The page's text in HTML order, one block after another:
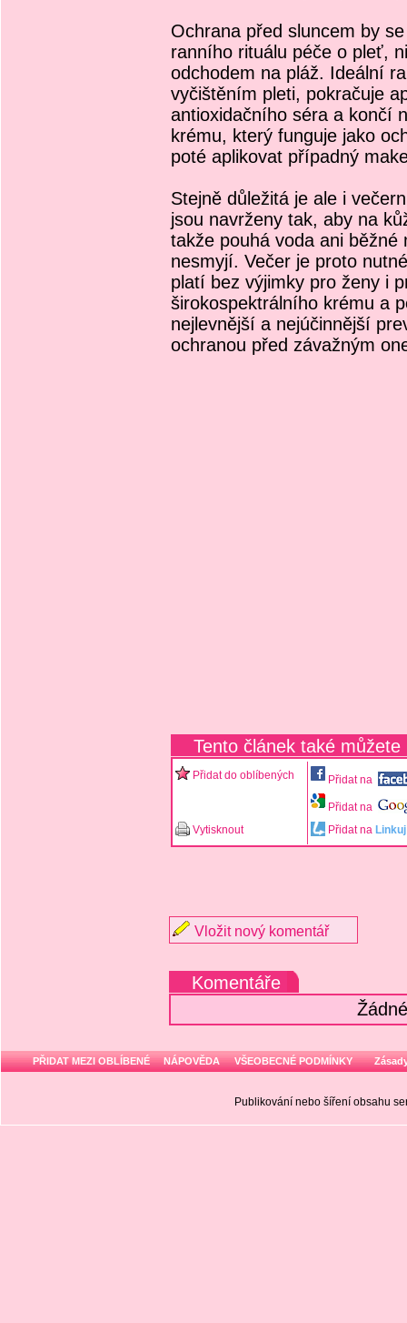
Ochrana před sluncem by
ranního rituálu péče o pleť,
odchodem na pláž. Ideální
vyčištěním pleti, pokračuje
antioxidačního séra a končí
krému, který funguje jako
poté aplikovat případný
Stejně důležitá je ale i
jsou navrženy tak, aby na
takže pouhá voda ani běžné
nesmyjí. Večer je proto
platí bez výjimky pro ženy i
širokospektrálního krému a
nejlevnější a nejúčinnější
ochranou před závažným
Tento článek také můžete
Přidat do oblíbených Přidat na
Přidat na
Vytisknout
Přidat na Linkuj
Vložit nový komentář
Komentáře
PŘIDAT MEZI OBLÍBENÉ NÁPOVĚDA VŠEOBECNÉ PODMÍNKY
Publikování nebo šíření obsahu